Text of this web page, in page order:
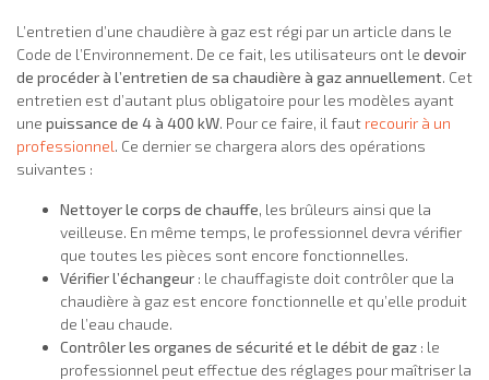
L’entretien d’une chaudière à gaz est régi par un article dans le
Code de l’Environnement. De ce fait, les utilisateurs ont le devoir
de procéder à l’entretien de sa chaudière à gaz annuellement. Cet
entretien est d’autant plus obligatoire pour les modèles ayant
une puissance de 4 à 400 kW. Pour ce faire, il faut recourir à un
professionnel. Ce dernier se chargera alors des opérations
suivantes :
Nettoyer le corps de chauffe, les brûleurs ainsi que la
veilleuse. En même temps, le professionnel devra vérifier
que toutes les pièces sont encore fonctionnelles.
Vérifier l’échangeur : le chauffagiste doit contrôler que la
chaudière à gaz est encore fonctionnelle et qu’elle produit
de l’eau chaude.
Contrôler les organes de sécurité et le débit de gaz : le
professionnel peut effectue des réglages pour maîtriser la